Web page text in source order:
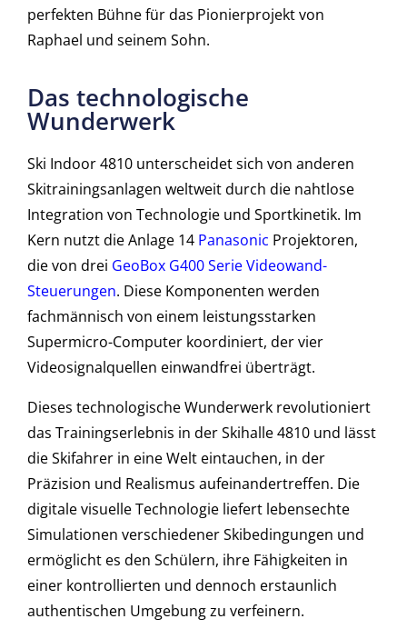
perfekten Bühne für das Pionierprojekt von
Raphael und seinem Sohn.
Das technologische
Wunderwerk
Ski Indoor 4810 unterscheidet sich von anderen
Skitrainingsanlagen weltweit durch die nahtlose
Integration von Technologie und Sportkinetik. Im
Kern nutzt die Anlage 14 Panasonic Projektoren,
die von drei GeoBox G400 Serie Videowand-
Steuerungen. Diese Komponenten werden
fachmännisch von einem leistungsstarken
Supermicro-Computer koordiniert, der vier
Videosignalquellen einwandfrei überträgt.
Dieses technologische Wunderwerk revolutioniert
das Trainingserlebnis in der Skihalle 4810 und lässt
die Skifahrer in eine Welt eintauchen, in der
Präzision und Realismus aufeinandertreffen. Die
digitale visuelle Technologie liefert lebensechte
Simulationen verschiedener Skibedingungen und
ermöglicht es den Schülern, ihre Fähigkeiten in
einer kontrollierten und dennoch erstaunlich
authentischen Umgebung zu verfeinern.